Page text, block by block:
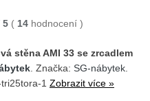
5 ( 14 hodnocení )
stěna AMI 33 se zrcadlem
. Značka: SG-nábytek
1 Zobrazit více »